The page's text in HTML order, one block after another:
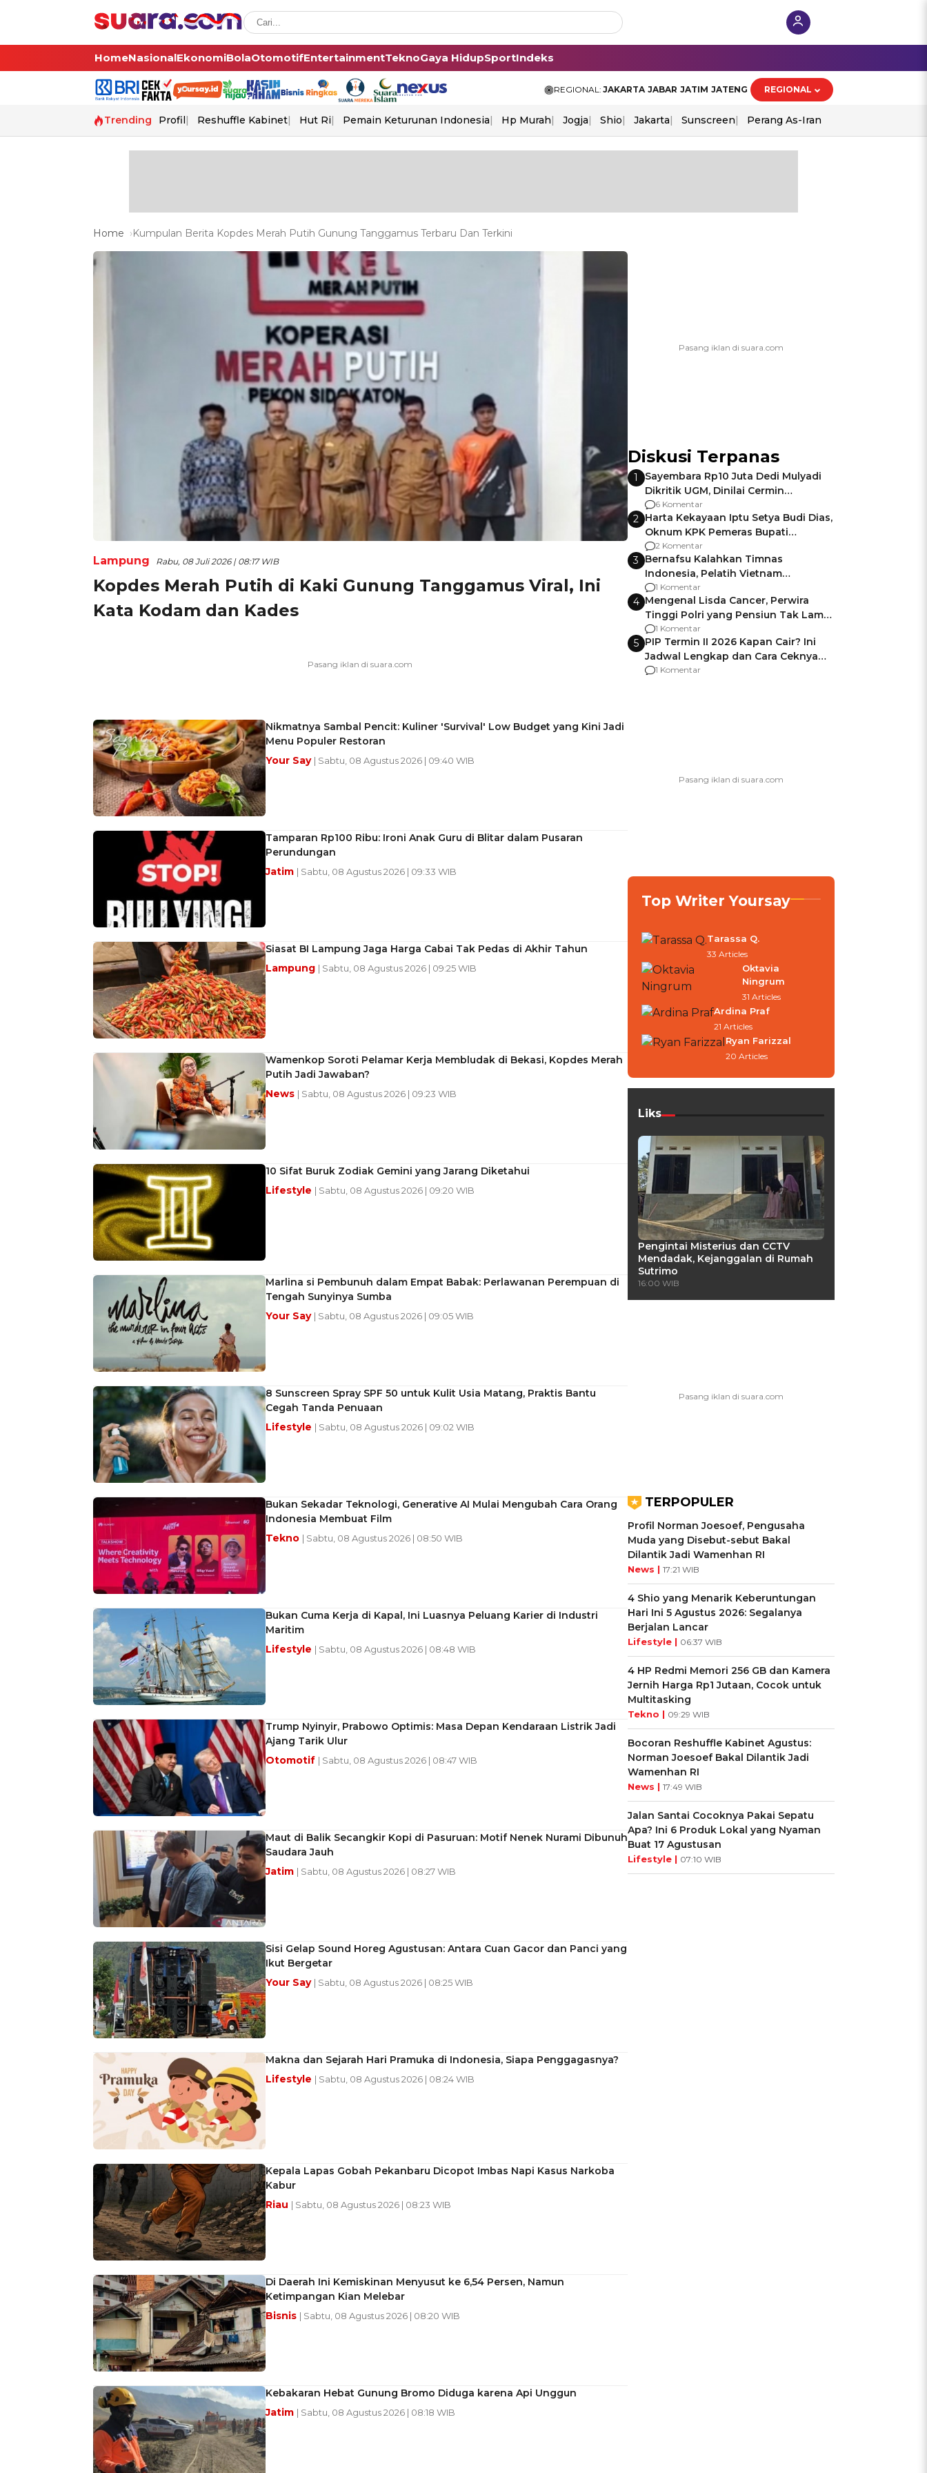
HomeNasionalEkonomiBolaOtomotifEntertainmentTeknoGaya HidupSportIndeks
REGIONAL: JAKARTA JABAR JATIM JATENG REGIONAL
Trending Profil Reshuffle Kabinet Hut Ri Pemain Keturunan Indonesia Hp Murah Jogja Shio Jakarta Sunscreen Perang As-Iran
Home Kumpulan Berita Kopdes Merah Putih Gunung Tanggamus Terbaru Dan Terkini
Lampung Rabu, 08 Juli 2026 | 08:17 WIB
Kopdes Merah Putih di Kaki Gunung Tanggamus Viral, Ini
Kata Kodam dan Kades
Nikmatnya Sambal Pencit: Kuliner 'Survival' Low Budget yang Kini Jadi
Menu Populer Restoran
Your Say | Sabtu, 08 Agustus 2026 | 09:40 WIB
Tamparan Rp100 Ribu: Ironi Anak Guru di Blitar dalam Pusaran
Perundungan
Jatim | Sabtu, 08 Agustus 2026 | 09:33 WIB
Siasat BI Lampung Jaga Harga Cabai Tak Pedas di Akhir Tahun
Lampung | Sabtu, 08 Agustus 2026 | 09:25 WIB
Wamenkop Soroti Pelamar Kerja Membludak di Bekasi, Kopdes Merah
Putih Jadi Jawaban?
News | Sabtu, 08 Agustus 2026 | 09:23 WIB
10 Sifat Buruk Zodiak Gemini yang Jarang Diketahui
Lifestyle | Sabtu, 08 Agustus 2026 | 09:20 WIB
Marlina si Pembunuh dalam Empat Babak: Perlawanan Perempuan di
Tengah Sunyinya Sumba
Your Say | Sabtu, 08 Agustus 2026 | 09:05 WIB
8 Sunscreen Spray SPF 50 untuk Kulit Usia Matang, Praktis Bantu
Cegah Tanda Penuaan
Lifestyle | Sabtu, 08 Agustus 2026 | 09:02 WIB
Bukan Sekadar Teknologi, Generative AI Mulai Mengubah Cara Orang
Indonesia Membuat Film
Tekno | Sabtu, 08 Agustus 2026 | 08:50 WIB
Bukan Cuma Kerja di Kapal, Ini Luasnya Peluang Karier di Industri
Maritim
Lifestyle | Sabtu, 08 Agustus 2026 | 08:48 WIB
Trump Nyinyir, Prabowo Optimis: Masa Depan Kendaraan Listrik Jadi
Ajang Tarik Ulur
Otomotif | Sabtu, 08 Agustus 2026 | 08:47 WIB
Maut di Balik Secangkir Kopi di Pasuruan: Motif Nenek Nurami Dibunuh
Saudara Jauh
Jatim | Sabtu, 08 Agustus 2026 | 08:27 WIB
Sisi Gelap Sound Horeg Agustusan: Antara Cuan Gacor dan Panci yang
Ikut Bergetar
Your Say | Sabtu, 08 Agustus 2026 | 08:25 WIB
Makna dan Sejarah Hari Pramuka di Indonesia, Siapa Penggagasnya?
Lifestyle | Sabtu, 08 Agustus 2026 | 08:24 WIB
Kepala Lapas Gobah Pekanbaru Dicopot Imbas Napi Kasus Narkoba
Kabur
Riau | Sabtu, 08 Agustus 2026 | 08:23 WIB
Di Daerah Ini Kemiskinan Menyusut ke 6,54 Persen, Namun
Ketimpangan Kian Melebar
Bisnis | Sabtu, 08 Agustus 2026 | 08:20 WIB
Kebakaran Hebat Gunung Bromo Diduga karena Api Unggun
Jatim | Sabtu, 08 Agustus 2026 | 08:18 WIB
Diskusi Terpanas
1
Sayembara Rp10 Juta Dedi Mulyadi
Dikritik UGM, Dinilai Cermin
Gagalnya Negara Jamin Keamanan
6 Komentar
2 Harta Kekayaan Iptu Setya Budi Dias,
Oknum KPK Pemeras Bupati
Pemalang
2 Komentar
3 Bernafsu Kalahkan Timnas
Indonesia, Pelatih Vietnam
Berencana Pakai Jimat di Pakansari
1 Komentar
4 Mengenal Lisda Cancer, Perwira
Tinggi Polri yang Pensiun Tak Lama
Usai Jadi Brigjen
1 Komentar
5 PIP Termin II 2026 Kapan Cair? Ini
Jadwal Lengkap dan Cara Ceknya
agar Dana Tidak Hangus!
1 Komentar
Top Writer Yoursay
Tarassa Q.
33 Articles
Oktavia
Ningrum
31 Articles
Ardina Praf
21 Articles
Ryan Farizzal
20 Articles
Liks
Pengintai Misterius dan CCTV
Mendadak, Kejanggalan di Rumah
Sutrimo
16:00 WIB
TERPOPULER
Profil Norman Joesoef, Pengusaha
Muda yang Disebut-sebut Bakal
Dilantik Jadi Wamenhan RI
News | 17:21 WIB
4 Shio yang Menarik Keberuntungan
Hari Ini 5 Agustus 2026: Segalanya
Berjalan Lancar
Lifestyle | 06:37 WIB
4 HP Redmi Memori 256 GB dan Kamera
Jernih Harga Rp1 Jutaan, Cocok untuk
Multitasking
Tekno | 09:29 WIB
Bocoran Reshuffle Kabinet Agustus:
Norman Joesoef Bakal Dilantik Jadi
Wamenhan RI
News | 17:49 WIB
Jalan Santai Cocoknya Pakai Sepatu
Apa? Ini 6 Produk Lokal yang Nyaman
Buat 17 Agustusan
Lifestyle | 07:10 WIB